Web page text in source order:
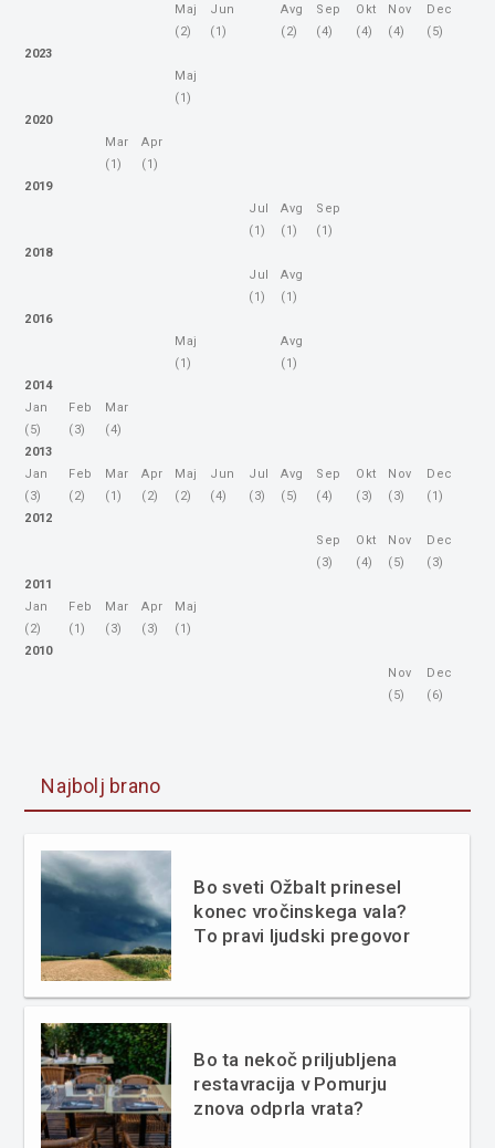
Maj
(2)
Jun
(1)
Avg
(2)
Sep
(4)
Okt
(4)
Nov
(4)
Dec
(5)
2023
Maj
(1)
2020
Mar
(1)
Apr
(1)
2019
Jul
(1)
Avg
(1)
Sep
(1)
2018
Jul
(1)
Avg
(1)
2016
Maj
(1)
Avg
(1)
2014
Jan
(5)
Feb
(3)
Mar
(4)
2013
Jan
(3)
Feb
(2)
Mar
(1)
Apr
(2)
Maj
(2)
Jun
(4)
Jul
(3)
Avg
(5)
Sep
(4)
Okt
(3)
Nov
(3)
Dec
(1)
2012
Sep
(3)
Okt
(4)
Nov
(5)
Dec
(3)
2011
Jan
(2)
Feb
(1)
Mar
(3)
Apr
(3)
Maj
(1)
2010
Nov
(5)
Dec
(6)
Najbolj brano
Bo sveti Ožbalt prinesel
konec vročinskega vala?
To pravi ljudski pregovor
Bo ta nekoč priljubljena
restavracija v Pomurju
znova odprla vrata?